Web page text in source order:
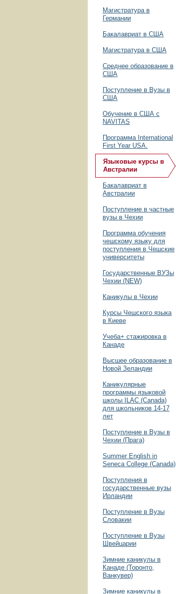
Магистратура в
Германии
Бакалавриат в США
Магистратура в США
Среднее образование в
США
Поступление в Вузы в
США
Обучение в США с
NAVITAS
Программа International
First Year USA.
Языковые курсы в
Австралии
Бакалавриат в
Австралии
Поступление в частные
вузы в Чехии
Программа обучения
чешскому языку для
поступления в Чешские
университеты
Государственные ВУЗы
Чехии (NEW)
Каникулы в Чехии
Курсы Чешского языка
в Киеве
Учеба+ стажировка в
Канаде
Высшее образование в
Новой Зеландии
Каникулярные
программы языковой
школы ILAC (Canada)
для школьников 14-17
лет
Поступление в Вузы в
Чехии (Прага)
Summer English in
Seneca College (Canada)
Поступления в
государственные вузы
Ирландии
Поступление в Вузы
Словакии
Поступление в Вузы
Швейцарии
Зимние каникулы в
Канаде (Торонто,
Ванкувер)
Зимние каникулы в